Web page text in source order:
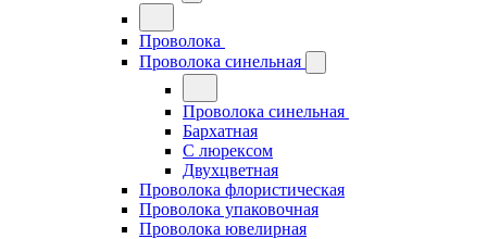
Проволока
Проволока синельная
Проволока синельная
Бархатная
С люрексом
Двухцветная
Проволока флористическая
Проволока упаковочная
Проволока ювелирная